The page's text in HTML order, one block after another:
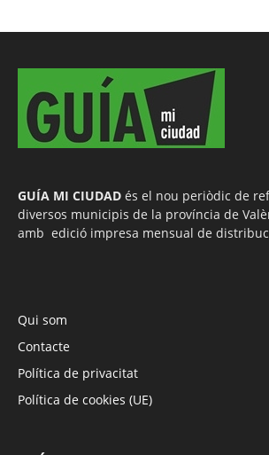
GUÍA MI CIUDAD és el nou periòdic de
diversos municipis de la província de
amb edició impresa mensual de
Qui som
Contacte
Política de privacitat
Política de cookies (UE)